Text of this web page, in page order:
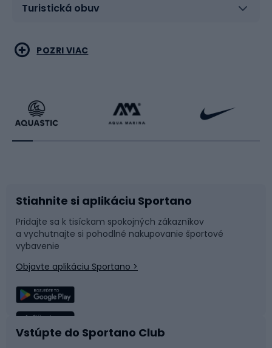
Turistická obuv
Vodné športy
Beh
Príslušenstvo k bicyklom
Časti bicyklov
Rybolov
Bojové umenia
Raketové športy
Sane a kĺzačky
Snowboard
Plávanie
POZRI VIAC
Stiahnite si aplikáciu Sportano
Pridajte sa k tisíckam spokojných zákazníkov
a vychutnajte si pohodlné nakupovanie športové
vybavenie
Objavte aplikáciu Sportano >
Vstúpte do Sportano Club